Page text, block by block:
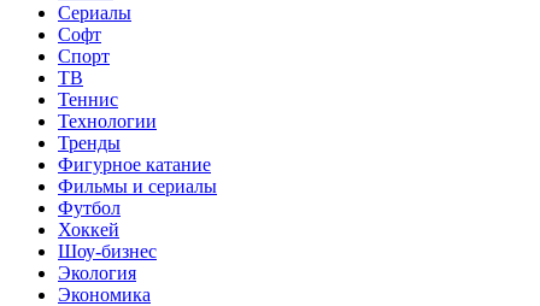
Сериалы
Софт
Спорт
ТВ
Теннис
Технологии
Тренды
Фигурное катание
Фильмы и сериалы
Футбол
Хоккей
Шоу-бизнес
Экология
Экономика